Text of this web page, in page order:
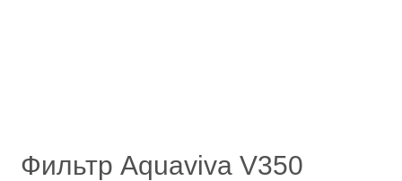
Фильтр Aquaviva V350